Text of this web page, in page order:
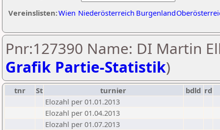
Vereinslisten:Wien Niederösterreich Burgenland
Pnr:127390 Name: DI Martin
Grafik Partie-Statistik)
tnr St turnier bdld rd
Elozahl per 01.01.2013
Elozahl per 01.04.2013
Elozahl per 01.07.2013